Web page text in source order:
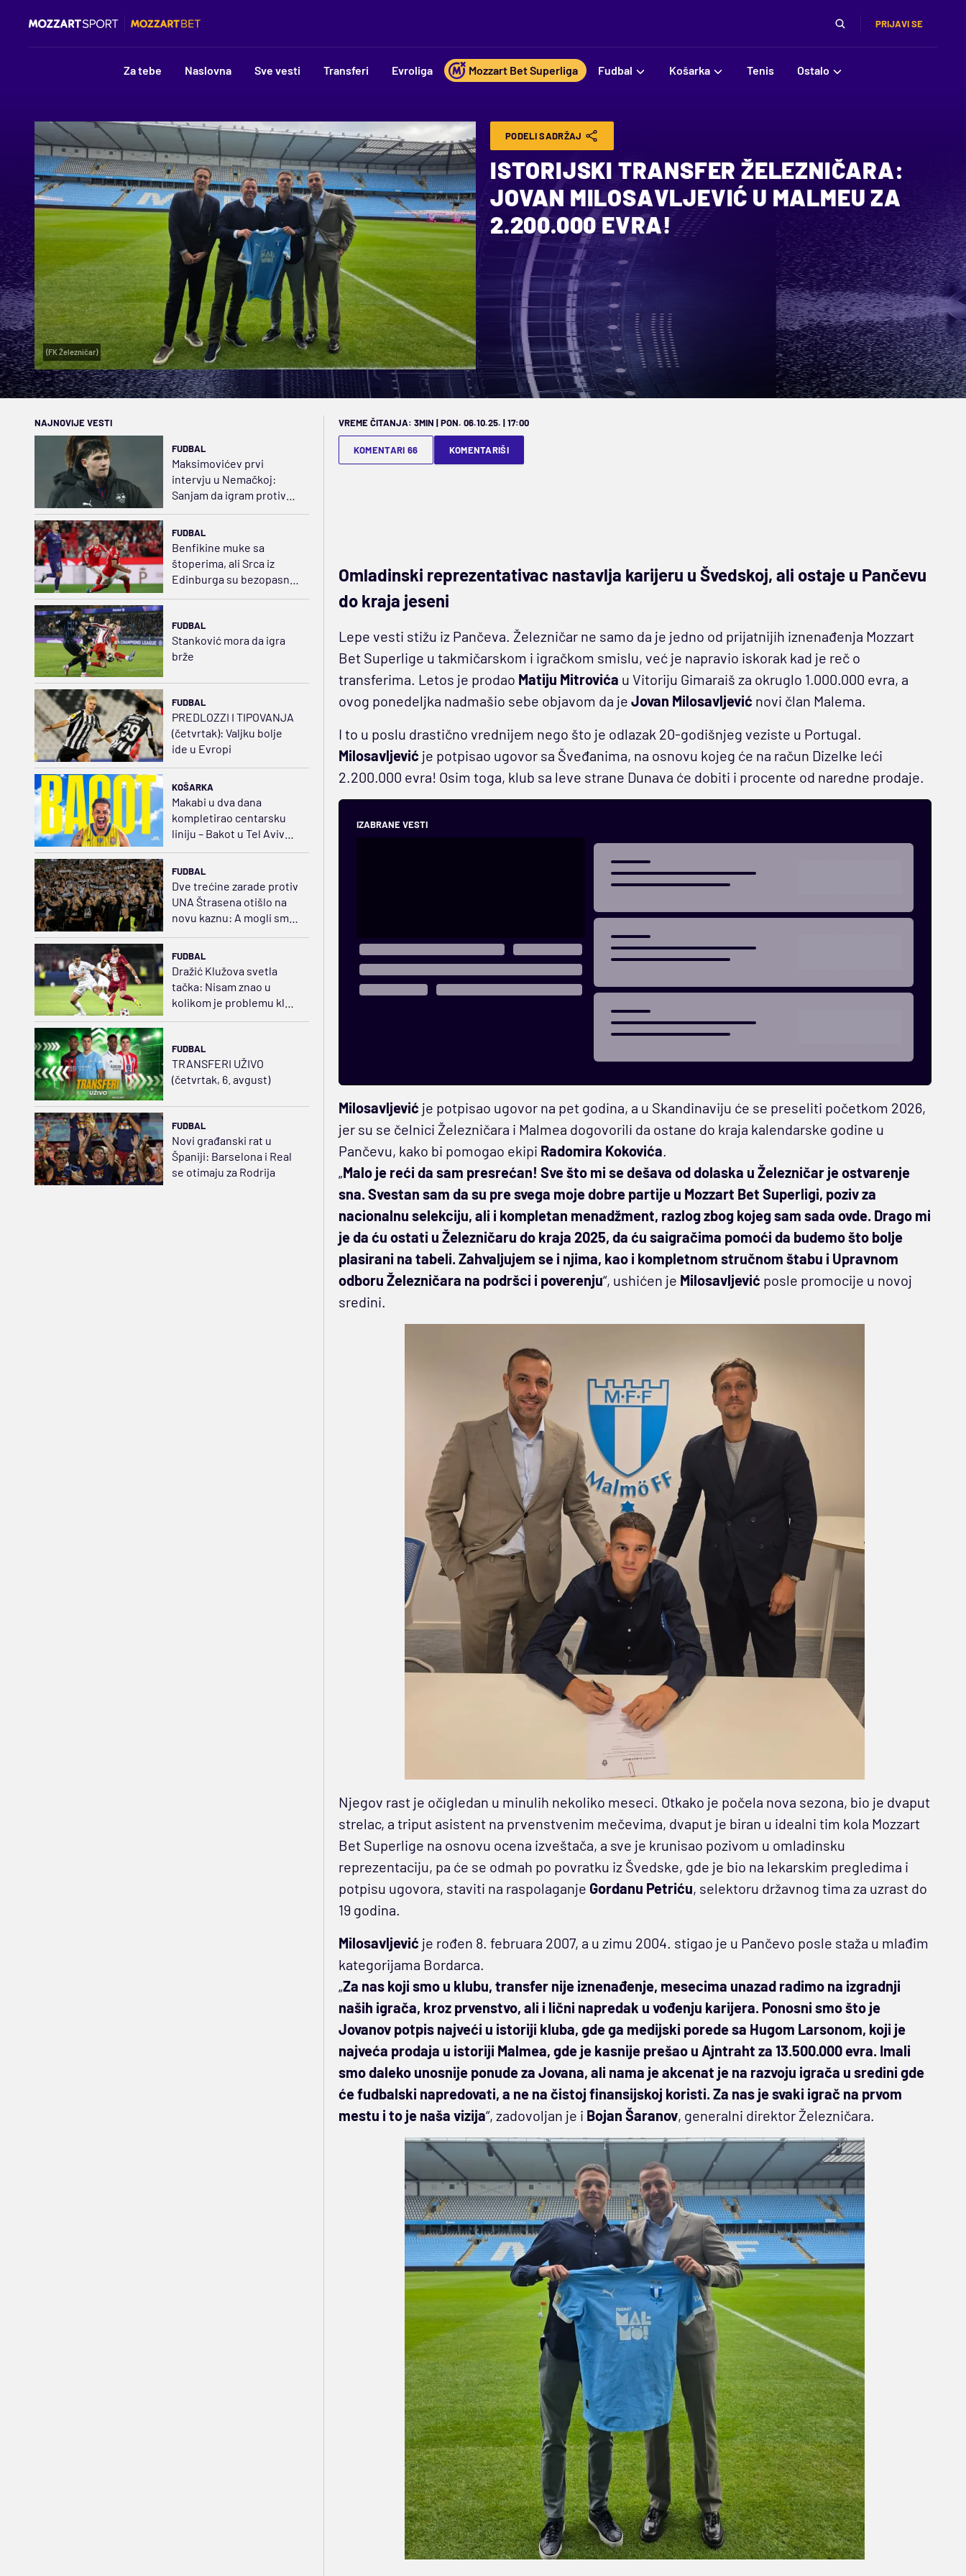
PRIJAVI SE
Za tebe Naslovna Sve vesti Transferi Evroliga Mozzart Bet Superliga Fudbal Košarka Tenis Ostalo
(FK Železničar)
PODELI SADRŽAJ
ISTORIJSKI TRANSFER ŽELEZNIČARA:
JOVAN MILOSAVLJEVIĆ U MALMEU ZA
2.200.000 EVRA!
NAJNOVIJE VESTI
FUDBAL
Maksimovićev prvi
intervju u Nemačkoj:
Sanjam da igram protiv
FUDBAL
Benfikine muke sa
štoperima, ali Srca iz
Edinburga su bezopasna
FUDBAL
Stanković mora da igra
brže
FUDBAL
PREDLOZZI I TIPOVANJA
(četvrtak): Valjku bolje
ide u Evropi
KOŠARKA
Makabi u dva dana
kompletirao centarsku
liniju – Bakot u Tel Avivu
FUDBAL
Dve trećine zarade protiv
UNA Štrasena otišlo na
novu kaznu: A mogli smo
FUDBAL
Dražić Klužova svetla
tačka: Nisam znao u
kolikom je problemu klub
dok nisam došao u
FUDBAL
TRANSFERI UŽIVO
(četvrtak, 6. avgust)
FUDBAL
Novi građanski rat u
Španiji: Barselona i Real
se otimaju za Rodrija
VREME ČITANJA: 3MIN | PON. 06.10.25. | 17:00
KOMENTARI 66 KOMENTARIŠI
Omladinski reprezentativac nastavlja karijeru u Švedskoj, ali ostaje u Pančevu
do kraja jeseni
Lepe vesti stižu iz Pančeva. Železničar ne samo da je jedno od prijatnijih iznenađenja Mozzart
Bet Superlige u takmičarskom i igračkom smislu, već je napravio iskorak kad je reč o
transferima. Letos je prodao Matiju Mitrovića u Vitoriju Gimaraiš za okruglo 1.000.000 evra, a
ovog ponedeljka nadmašio sebe objavom da je Jovan Milosavljević novi član Malema.
I to u poslu drastično vrednijem nego što je odlazak 20-godišnjeg veziste u Portugal.
Milosavljević je potpisao ugovor sa Šveđanima, na osnovu kojeg će na račun Dizelke leći
2.200.000 evra! Osim toga, klub sa leve strane Dunava će dobiti i procente od naredne prodaje.
IZABRANE VESTI
Milosavljević je potpisao ugovor na pet godina, a u Skandinaviju će se preseliti početkom 2026,
jer su se čelnici Železničara i Malmea dogovorili da ostane do kraja kalendarske godine u
Pančevu, kako bi pomogao ekipi Radomira Kokovića.
„Malo je reći da sam presrećan! Sve što mi se dešava od dolaska u Železničar je ostvarenje
sna. Svestan sam da su pre svega moje dobre partije u Mozzart Bet Superligi, poziv za
nacionalnu selekciju, ali i kompletan menadžment, razlog zbog kojeg sam sada ovde. Drago mi
je da ću ostati u Železničaru do kraja 2025, da ću saigračima pomoći da budemo što bolje
plasirani na tabeli. Zahvaljujem se i njima, kao i kompletnom stručnom štabu i Upravnom
odboru Železničara na podršci i poverenju“, ushićen je Milosavljević posle promocije u novoj
sredini.
Njegov rast je očigledan u minulih nekoliko meseci. Otkako je počela nova sezona, bio je dvaput
strelac, a triput asistent na prvenstvenim mečevima, dvaput je biran u idealni tim kola Mozzart
Bet Superlige na osnovu ocena izveštača, a sve je krunisao pozivom u omladinsku
reprezentaciju, pa će se odmah po povratku iz Švedske, gde je bio na lekarskim pregledima i
potpisu ugovora, staviti na raspolaganje Gordanu Petriću, selektoru državnog tima za uzrast do
19 godina.
Milosavljević je rođen 8. februara 2007, a u zimu 2004. stigao je u Pančevo posle staža u mlađim
kategorijama Bordarca.
„Za nas koji smo u klubu, transfer nije iznenađenje, mesecima unazad radimo na izgradnji
naših igrača, kroz prvenstvo, ali i lični napredak u vođenju karijera. Ponosni smo što je
Jovanov potpis najveći u istoriji kluba, gde ga medijski porede sa Hugom Larsonom, koji je
najveća prodaja u istoriji Malmea, gde je kasnije prešao u Ajntraht za 13.500.000 evra. Imali
smo daleko unosnije ponude za Jovana, ali nama je akcenat je na razvoju igrača u sredini gde
će fudbalski napredovati, a ne na čistoj finansijskoj koristi. Za nas je svaki igrač na prvom
mestu i to je naša vizija“, zadovoljan je i Bojan Šaranov, generalni direktor Železničara.